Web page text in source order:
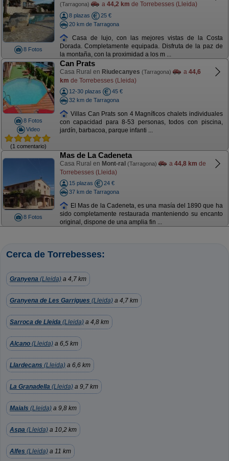
8 Fotos
(Tarragona) a 44,2 km de Torrebesses (Lleida)
8 plazas
25 €
20 km de Tarragona
Casa de lujo, con las mejores vistas de la Costa
Dorada. Completamente equipada. Disfruta de la paz de
la montaña, con la proximidad a los m ...
8 Fotos
Video
(1 comentario)
Can Prats
Casa Rural en Riudecanyes (Tarragona) a 44,6
km de Torrebesses (Lleida)
12-30 plazas
45 €
32 km de Tarragona
Villas Can Prats son 4 Magníficos chalets individuales
con capacidad para 8-53 personas, todos con piscina,
jardín, barbacoa, parque infanti ...
8 Fotos
Mas de La Cadeneta
Casa Rural en Mont-ral (Tarragona) a 44,8 km de
Torrebesses (Lleida)
15 plazas
24 €
37 km de Tarragona
El Mas de la Cadeneta, es una masía del 1890 que ha
sido completamente restaurada manteniendo su encanto
original, dispone de una amplia fin ...
Cerca de Torrebesses:
Granyena (Lleida) a 4,7 km
Granyena de Les Garrigues (Lleida) a 4,7 km
Sarroca de Lleida (Lleida) a 4,8 km
Alcano (Lleida) a 6,5 km
Llardecans (Lleida) a 6,6 km
La Granadella (Lleida) a 9,7 km
Maials (Lleida) a 9,8 km
Aspa (Lleida) a 10,2 km
Alfes (Lleida) a 11 km